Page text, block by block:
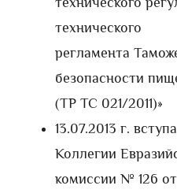
технического
регламента
безопасности
(ТР ТС 021/2011)»
13.07.2013 г.
Коллегии
комиссии № 126 от